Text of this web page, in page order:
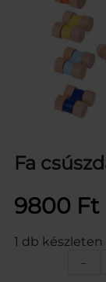
Fa
9800 Ft
1 db készleten
–